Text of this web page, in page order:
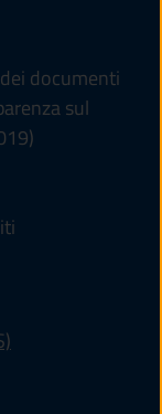
documenti
sul